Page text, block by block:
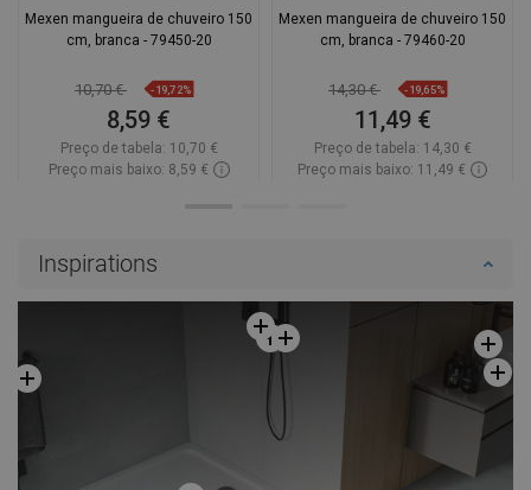
Mexen mangueira de chuveiro 150
cm, branca - 79450-20
10,70 € -19,72%
8,59 €
Preço de tabela: 10,70 €
Preço mais baixo: 8,59 €
Mexen mangueira de chuveiro 150
cm, branca - 79460-20
14,30 € -19,65%
11,49 €
Preço de tabela: 14,30 €
Preço mais baixo: 11,49 €
Inspirations